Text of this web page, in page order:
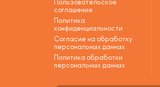
Пользовательское
соглашение
Политика
конфиденциальности
Согласие на обработку
персональных данных
Политика обработки
персональных данных